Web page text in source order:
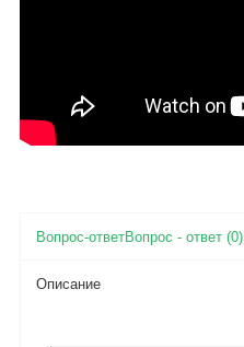
Вопрос - ответ (0)
Описание